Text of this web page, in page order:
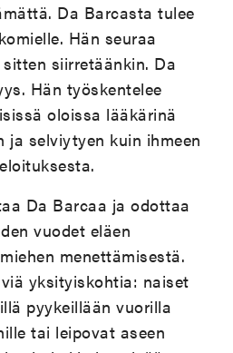
Da Barcasta tulee
Hän seuraa
siirretäänkin. Da
Hän työskentelee
oloissa lääkärinä
ja selviytyen kuin ihmeen
Da Barcaa ja odottaa
vuodet eläen
menettämisestä.
yksityiskohtia: naiset
pyykeillään vuorilla
tai leipovat aseen